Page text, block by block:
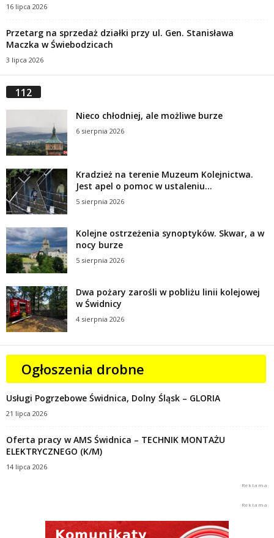
16 lipca 2026
Przetarg na sprzedaż działki przy ul. Gen. Stanisława
Maczka w Świebodzicach
3 lipca 2026
112
Nieco chłodniej, ale możliwe burze
6 sierpnia 2026
Kradzież na terenie Muzeum Kolejnictwa.
Jest apel o pomoc w ustaleniu...
5 sierpnia 2026
Kolejne ostrzeżenia synoptyków. Skwar, a w
nocy burze
5 sierpnia 2026
Dwa pożary zarośli w pobliżu linii kolejowej
w Świdnicy
4 sierpnia 2026
Ogłoszenia drobne
Usługi Pogrzebowe Świdnica, Dolny Śląsk – GLORIA
21 lipca 2026
Oferta pracy w AMS Świdnica – TECHNIK MONTAŻU
ELEKTRYCZNEGO (K/M)
14 lipca 2026